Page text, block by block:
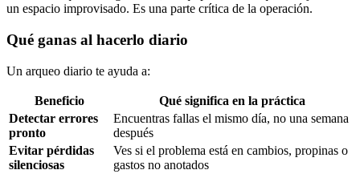
un espacio improvisado. Es una parte crítica de la operación.
Qué ganas al hacerlo diario
Un arqueo diario te ayuda a:
Beneficio
Qué significa en la práctica
Detectar errores
pronto
Encuentras fallas el mismo día, no una semana
después
Evitar pérdidas
silenciosas
Ves si el problema está en cambios, propinas o
gastos no anotados